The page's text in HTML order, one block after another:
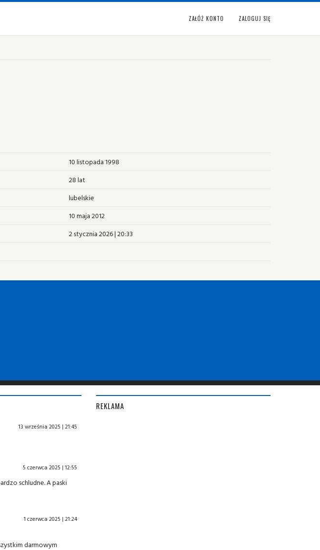
ZAŁÓŻ KONTO ZALOGUJ SIĘ
10 listopada 1998
28 lat
lubelskie
10 maja 2012
2 stycznia 2026 | 20:33
13 września 2025 | 21:45
5 czerwca 2025 | 12:55
schludne. A paski
1 czerwca 2025 | 21:24
darmowym
REKLAMA